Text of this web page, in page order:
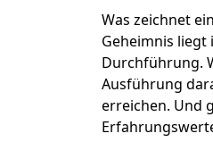
Was zeichnet
Geheimnis liegt
Durchführung.
Ausführung
erreichen. Und